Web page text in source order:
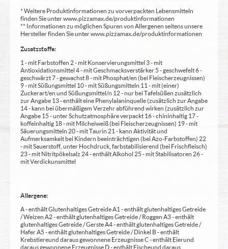
* Weitere Produktinformationen zu vorverpackten Lebensmitteln
finden Sie unter www.pizzamax.de/produktinformationen
** Informationen zu möglichen Spuren von Allergenen seitens unsere
Hersteller finden Sie unter www.pizzamax.de/produktinformationen
Zusatzstoffe:
1 - mit Farbstoffen 2 - mit Konservierungsmittel 3 - mit
Antioxidationsmittel 4 - mit Geschmacksverstärker 5 - geschwefelt 6 -
geschwärzt 7 - gewachst 8 - mit Phosphat/en (bei Fleischerzeugnissen)
9 - mit Süßungsmittel 10 - mit Süßungsmitteln 11 - mit (einer)
Zuckerart/en und Süßungsmittel/n 12 - nur bei Tafelsüßen zusätzlich
zur Angabe 13 - enthält eine Phenylalaninquelle (zusätzlich zur Angabe
14 - kann bei übermäßigem Verzehr abführend wirken (zusätzlich zur
Angabe 15 - unter Schutzatmosphäre verpackt 16 - chininhaltig 17 -
koffeinhaltig 18 - mit Milcheiweiß (bei Fleischerzeugnissen) 19 - mit
Säuerungsmitteln 20 - mit Taurin 21 - kann Aktivität und
Aufmerksamkeit bei Kindern beeinträchtigen (bei Azo-Farbstoffen) 22
- mit Sauerstoff, unter Hochdruck, farbstabilisierend (bei Frischfleisch)
23 - mit Nitritpökelsalz 24 - enthält Alkohol 25 - mit Stabilisatoren 26 -
mit Verdickunsmittel
Allergene:
A - enthält Glutenhaltiges Getreide A1 - enthält glutenhaltiges Getreide
/ Weizen A2 - enthält glutenhaltiges Getreide / Roggen A3 - enthält
glutenhaltiges Getreide / Gerste A4 - enthält glutenhaltiges Getreide /
Hafer A5 - enthält glutenhaltiges Getreide / Dinkel B - enthält
Krebstiere und daraus gewonnene Erzeugnisse C - enthält Eier und
daraus gewonnene Erzeugnisse D - enthält Fische und daraus